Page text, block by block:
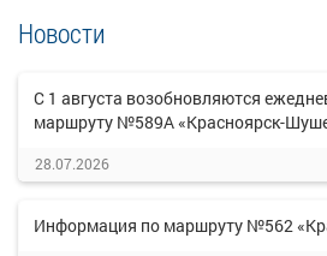
Новости
С 1 августа возобновляются
маршруту №589А «Красноярск-
28.07.2026
Информация по маршруту №562